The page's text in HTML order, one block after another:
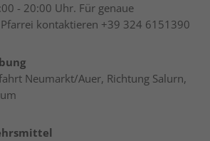
- 20:00 Uhr. Für genaue
kontaktieren +39 324 6151390
Neumarkt/Auer, Richtung Salurn,